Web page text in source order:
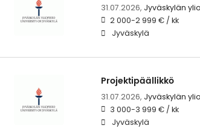
31.07.2026, Jyväskylän
2 000-2 999 € / kk
Jyväskylä
Projektipäällikkö
31.07.2026, Jyväskylän
3 000-3 999 € / kk
Jyväskylä